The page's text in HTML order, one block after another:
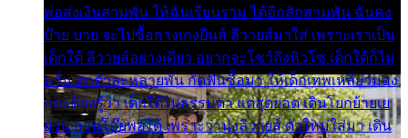
พ่อส่งเงินสามพัน ให้ฉันเรียนราม ได้อีกสักสามพัน ฉันคง
บ๊าย บาย จะไปซื้อกางเกงยีนส์ ลีวายส์มาใส่ เพราะเราเป็น
เด็กใต้ ลีวายส์อย่างเดียว อยากจะโชว์ถึงหิวโซ เด็กใต้ก็ไม่
หวั่น ตกตัวละหลายพัน กัดฟันซื้อมา ให้เด็กเทพเหลียวมอง
และต้องรู้ว่า เด็กใต้ไม่ธรรมดา แต่สุดยอด เดินโยกย้ายเย
ยวน กวนโอ๊ยพอได้ เพราะว่านุ่งลีวายส์ ตัวใหม่ใส่มา เดิน